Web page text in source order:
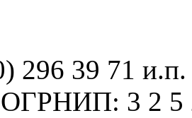
296 39 71
3 2 5